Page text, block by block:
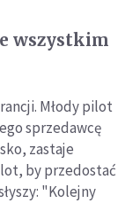
wszystkim
Młody pilot
sprzedawcę
zastaje
by przedostać
"Kolejny